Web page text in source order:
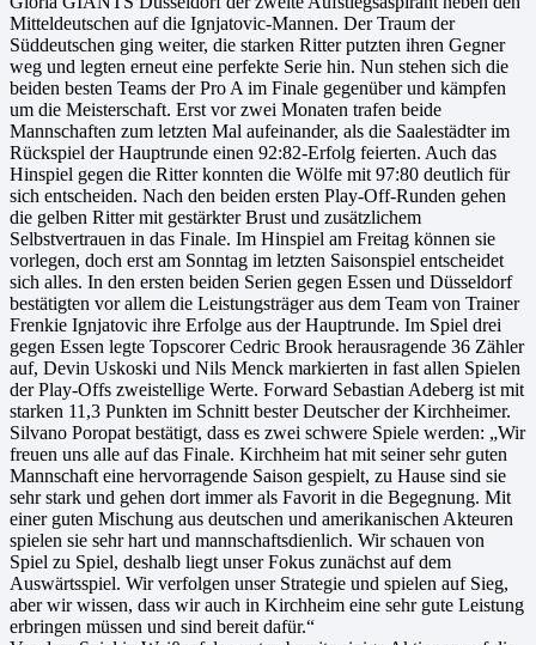
Mitteldeutschen auf die Ignjatovic-Mannen. Der Traum der
Süddeutschen ging weiter, die starken Ritter putzten ihren Gegner
weg und legten erneut eine perfekte Serie hin. Nun stehen sich die
beiden besten Teams der Pro A im Finale gegenüber und kämpfen
um die Meisterschaft. Erst vor zwei Monaten trafen beide
Mannschaften zum letzten Mal aufeinander, als die Saalestädter im
Rückspiel der Hauptrunde einen 92:82-Erfolg feierten. Auch das
Hinspiel gegen die Ritter konnten die Wölfe mit 97:80 deutlich für
sich entscheiden. Nach den beiden ersten Play-Off-Runden gehen
die gelben Ritter mit gestärkter Brust und zusätzlichem
Selbstvertrauen in das Finale. Im Hinspiel am Freitag können sie
vorlegen, doch erst am Sonntag im letzten Saisonspiel entscheidet
sich alles. In den ersten beiden Serien gegen Essen und Düsseldorf
bestätigten vor allem die Leistungsträger aus dem Team von Trainer
Frenkie Ignjatovic ihre Erfolge aus der Hauptrunde. Im Spiel drei
gegen Essen legte Topscorer Cedric Brook herausragende 36 Zähler
auf, Devin Uskoski und Nils Menck markierten in fast allen Spielen
der Play-Offs zweistellige Werte. Forward Sebastian Adeberg ist mit
starken 11,3 Punkten im Schnitt bester Deutscher der Kirchheimer.
Silvano Poropat bestätigt, dass es zwei schwere Spiele werden: „Wir
freuen uns alle auf das Finale. Kirchheim hat mit seiner sehr guten
Mannschaft eine hervorragende Saison gespielt, zu Hause sind sie
sehr stark und gehen dort immer als Favorit in die Begegnung. Mit
einer guten Mischung aus deutschen und amerikanischen Akteuren
spielen sie sehr hart und mannschaftsdienlich. Wir schauen von
Spiel zu Spiel, deshalb liegt unser Fokus zunächst auf dem
Auswärtsspiel. Wir verfolgen unser Strategie und spielen auf Sieg,
aber wir wissen, dass wir auch in Kirchheim eine sehr gute Leistung
erbringen müssen und sind bereit dafür.“